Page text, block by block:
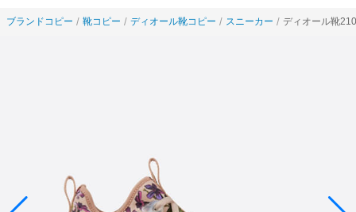
ブランドコピー 靴コピー ディオール靴コピー スニーカー ディオール靴